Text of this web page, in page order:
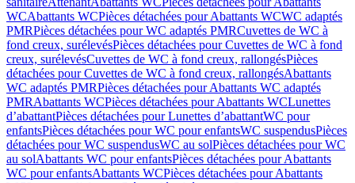
WCAbattants WCPièces détachées pour Abattants WCWC adaptés
PMRPièces détachées pour WC adaptés PMRCuvettes de WC à
fond creux, surélevésPièces détachées pour Cuvettes de WC à fond
creux, surélevésCuvettes de WC à fond creux, rallongésPièces
détachées pour Cuvettes de WC à fond creux, rallongésAbattants
WC adaptés PMRPièces détachées pour Abattants WC adaptés
PMRAbattants WCPièces détachées pour Abattants WCLunettes
d’abattantPièces détachées pour Lunettes d’abattantWC pour
enfantsPièces détachées pour WC pour enfantsWC suspendusPièces
détachées pour WC suspendusWC au solPièces détachées pour WC
au solAbattants WC pour enfantsPièces détachées pour Abattants
WC pour enfantsAbattants WCPièces détachées pour Abattants